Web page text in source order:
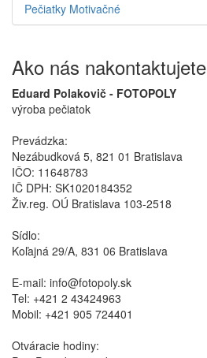
Pečiatky Motivačné
Ako nás nakontaktujete
Eduard Polakovič - FOTOPOLY
výroba pečiatok
Prevádzka:
Nezábudková 5, 821 01 Bratislava
IČO: 11648783
IČ DPH: SK1020184352
Živ.reg. OÚ Bratislava 103-2518
Sídlo:
Koľajná 29/A, 831 06 Bratislava
E-mail: info@fotopoly.sk
Tel: +421 2 43424963
Mobil: +421 905 724401
Otváracie hodiny: